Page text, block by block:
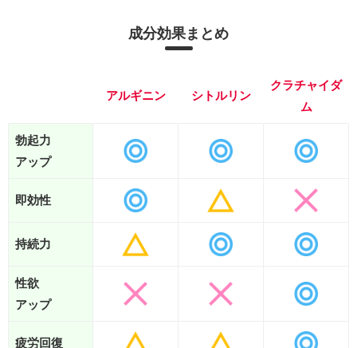
成分効果まとめ
アルギニン シトルリン
クラチャイダ
ム
勃起力
アップ
即効性
持続力
性欲
アップ
疲労回復